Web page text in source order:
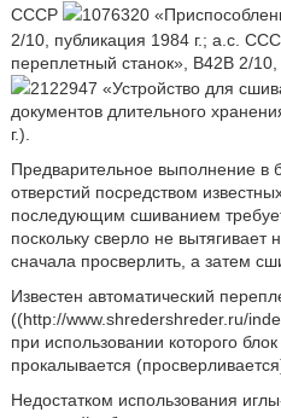
СССР
1076320
2/10, публикация 1984 г.; а.с.
переплетный станок», В42В 2/
2122947 «Устройство для
документов длительного
г.).
Предварительное выполнение в
отверстий посредством
последующим сшиванием
поскольку сверло не
сначала просверлить, а затем
Известен автоматический
((http://www.shredershreder.ru/
при использовании которого
прокалывается
Недостатком использования